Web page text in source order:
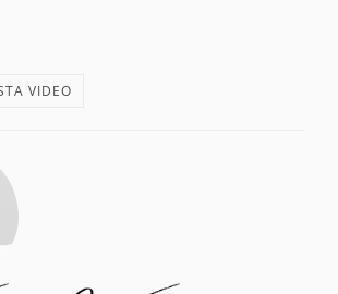
VIDEO